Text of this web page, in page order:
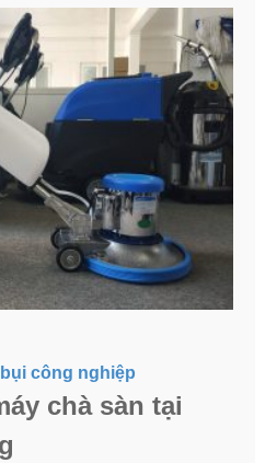
công nghiệp
chà sàn tại